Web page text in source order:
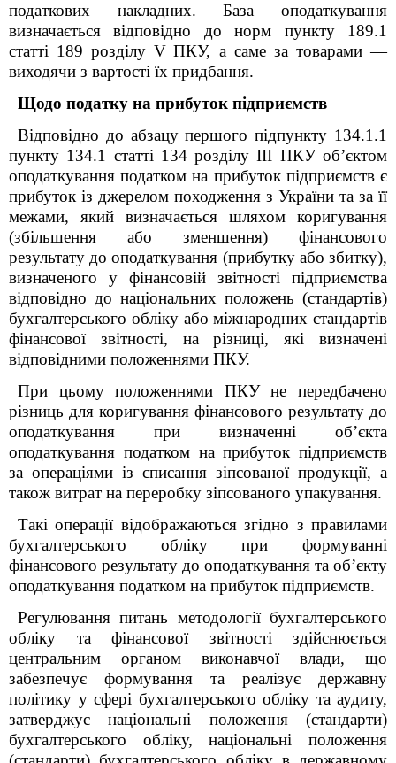
податкових накладних. База оподаткування
визначається відповідно до норм пункту189.1
статті 189 розділуV ПКУ, а саме за товарами —
виходячи з вартості їх придбання.
Щодо податку на прибуток підприємств
Відповідно до абзацу першого підпункту 134.1.1
пункту 134.1 статті 134розділу ІІІ ПКУоб’єктом
оподаткування податком на прибуток підприємств є
прибуток із джерелом походження з України та за її
межами, який визначається шляхом коригування
(збільшення або зменшення) фінансового
результату до оподаткування (прибутку або збитку),
визначеного у фінансовій звітності підприємства
відповідно до національних положень (стандартів)
бухгалтерського обліку або міжнародних стандартів
фінансової звітності, на різниці, які визначені
відповідними положеннями ПКУ.
При цьому положеннями ПКУне передбачено
різниць для коригування фінансового результату до
оподаткування при визначенні об’єкта
оподаткування податком на прибуток підприємств
за операціями із списання зіпсованої продукції, а
також витрат на переробку зіпсованого упакування.
Такі операції відображаються згідно з правилами
бухгалтерського обліку при формуванні
фінансового результату до оподаткування та об’єкту
оподаткування податком на прибуток підприємств.
Регулювання питань методології бухгалтерського
обліку та фінансової звітності здійснюється
центральним органом виконавчої влади, що
забезпечує формування та реалізує державну
політику у сфері бухгалтерського обліку та аудиту,
затверджує національні положення (стандарти)
бухгалтерського обліку, національні положення